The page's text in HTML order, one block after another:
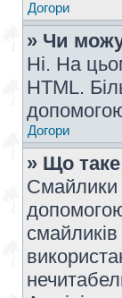
Догори
» Чи
Ні. На
HTML.
Догори
» Що
Смайлики